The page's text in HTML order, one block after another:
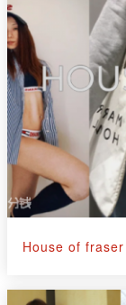
House of fraser